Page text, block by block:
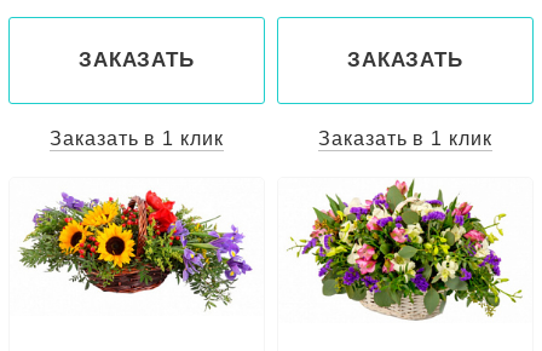
ЗАКАЗАТЬ
Заказать в 1 клик
ЗАКАЗАТЬ
Заказать в 1 клик